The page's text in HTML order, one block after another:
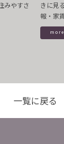
みやすさ
きに見
報・家
more
一覧に戻る